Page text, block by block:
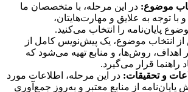
موضوع: در این مرحله، با متخصصان ما
توجه به علایق و مهارت‌هایتان،
پایان‌نامه را انتخاب می‌کنید.
انتخاب موضوع، یک پیش‌نویس کامل از
اهداف، روش‌ها، و منابع تهیه می‌شود که
راهنما قرار می‌گیرد.
و تحقیقات: در این مرحله، اطلاعات مورد
پایان‌نامه از منابع معتبر و به‌روز جمع‌آوری